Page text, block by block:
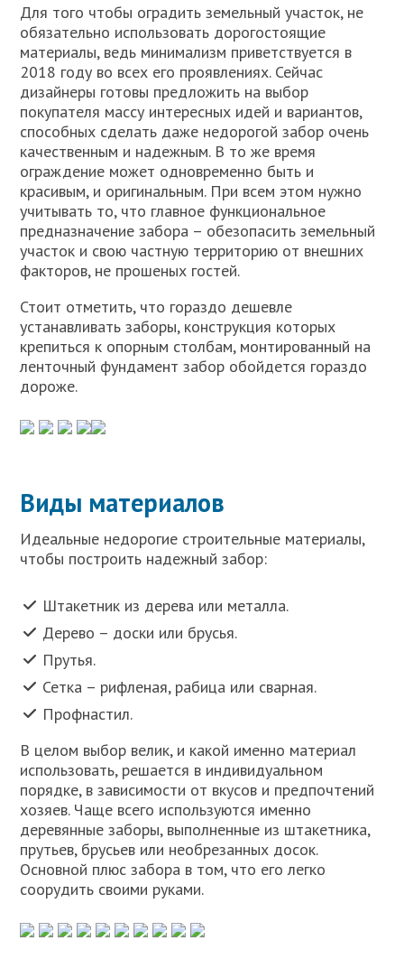
Для того чтобы оградить земельный участок, не
обязательно использовать дорогостоящие
материалы, ведь минимализм приветствуется в
2018 году во всех его проявлениях. Сейчас
дизайнеры готовы предложить на выбор
покупателя массу интересных идей и вариантов,
способных сделать даже недорогой забор очень
качественным и надежным. В то же время
ограждение может одновременно быть и
красивым, и оригинальным. При всем этом нужно
учитывать то, что главное функциональное
предназначение забора – обезопасить земельный
участок и свою частную территорию от внешних
факторов, не прошеных гостей.
Стоит отметить, что гораздо дешевле
устанавливать заборы, конструкция которых
крепиться к опорным столбам, монтированный на
ленточный фундамент забор обойдется гораздо
дороже.
Виды материалов
Идеальные недорогие строительные материалы,
чтобы построить надежный забор:
Штакетник из дерева или металла.
Дерево – доски или брусья.
Прутья.
Сетка – рифленая, рабица или сварная.
Профнастил.
В целом выбор велик, и какой именно материал
использовать, решается в индивидуальном
порядке, в зависимости от вкусов и предпочтений
хозяев. Чаще всего используются именно
деревянные заборы, выполненные из штакетника,
прутьев, брусьев или необрезанных досок.
Основной плюс забора в том, что его легко
соорудить своими руками.